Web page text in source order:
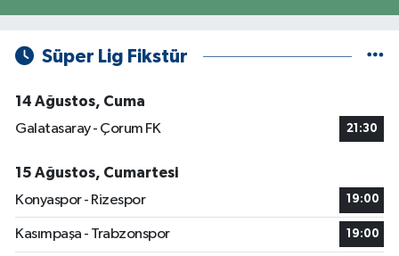
Süper Lig Fikstür
14 Ağustos, Cuma
Galatasaray - Çorum FK
21:30
15 Ağustos, Cumartesi
Konyaspor - Rizespor
19:00
Kasımpaşa - Trabzonspor 19:00